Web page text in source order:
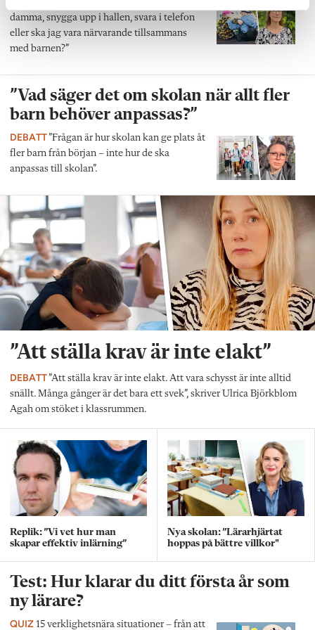
”Ska jag som förskollärare duka,
damma, snygga upp i hallen, svara i telefon
eller ska jag vara närvarande tillsammans
med barnen?”
”Vad säger det om skolan när allt fler
barn behöver anpassas?”
DEBATT”Frågan är hur skolan kan ge plats åt
fler barn från början – inte hur de ska
anpassas till skolan”.
”Att ställa krav är inte elakt”
DEBATT”Att ställa krav är inte elakt. Att vara schysst är inte alltid
snällt. Många gånger är det bara ett svek”, skriver Ulrica Björkblom
Agah om stöket i klassrummen.
Replik: ”Vi vet hur man
skapar effektiv inlärning”
Nya skolan: ”Lärarhjärtat
hoppas på bättre villkor"
Test: Hur klarar du ditt första år som
ny lärare?
QUIZ 15 verklighetsnära situationer – från att